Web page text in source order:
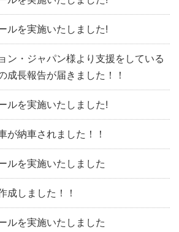
ルを実施いたしました!
ン・ジャパン様より支援をしている
成長報告が届きました！！
ルを実施いたしました!
が納車されました！！
ルを実施いたしました
成しました！！
ルを実施いたしました